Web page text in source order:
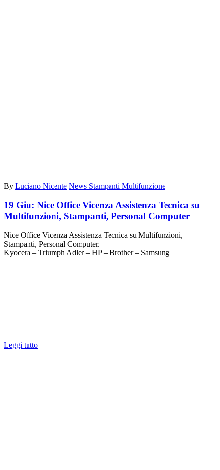
By Luciano Nicente News Stampanti Multifunzione
19 Giu: Nice Office Vicenza Assistenza Tecnica su
Multifunzioni, Stampanti, Personal Computer
Nice Office Vicenza Assistenza Tecnica su Multifunzioni,
Stampanti, Personal Computer.
Kyocera – Triumph Adler – HP – Brother – Samsung
Leggi tutto